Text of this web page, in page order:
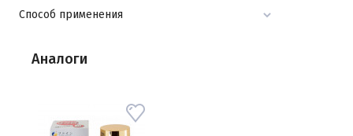
Способ применения
Аналоги